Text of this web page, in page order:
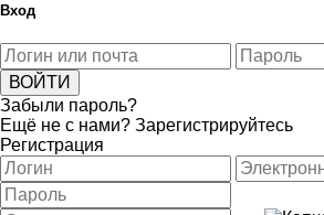
Вход
Забыли пароль?
Ещё не с нами? Зарегистрируйтесь
Регистрация